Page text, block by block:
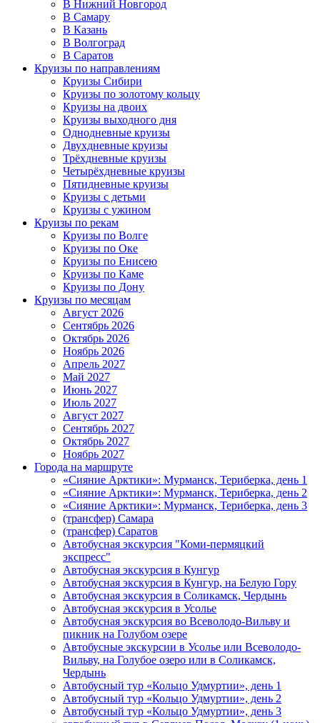
В Нижний Новгород
В Самару
В Казань
В Волгоград
В Саратов
Круизы по направлениям
Круизы Сибири
Круизы по золотому кольцу
Круизы на двоих
Круизы выходного дня
Однодневные круизы
Двухдневные круизы
Трёхдневные круизы
Четырёхдневные круизы
Пятидневные круизы
Круизы с детьми
Круизы с ужином
Круизы по рекам
Круизы по Волге
Круизы по Оке
Круизы по Енисею
Круизы по Каме
Круизы по Дону
Круизы по месяцам
Август 2026
Сентябрь 2026
Октябрь 2026
Ноябрь 2026
Апрель 2027
Май 2027
Июнь 2027
Июль 2027
Август 2027
Сентябрь 2027
Октябрь 2027
Ноябрь 2027
Города на маршруте
«Сияние Арктики»: Мурманск, Териберка, день 1
«Сияние Арктики»: Мурманск, Териберка, день 2
«Сияние Арктики»: Мурманск, Териберка, день 3
(трансфер) Самара
(трансфер) Саратов
Автобусная экскурсия "Коми-пермяцкий
экспресс"
Автобусная экскурсия в Кунгур
Автобусная экскурсия в Кунгур, на Белую Гору
Автобусная экскурсия в Соликамск, Чердынь
Автобусная экскурсия в Усолье
Автобусная экскурсия во Всеволодо-Вильву и
пикник на Голубом озере
Автобусные экскурсии в Усолье или Всеволодо-
Вильву, на Голубое озеро или в Соликамск,
Чердынь
Автобусный тур «Кольцо Удмуртии», день 1
Автобусный тур «Кольцо Удмуртии», день 2
Автобусный тур «Кольцо Удмуртии», день 3